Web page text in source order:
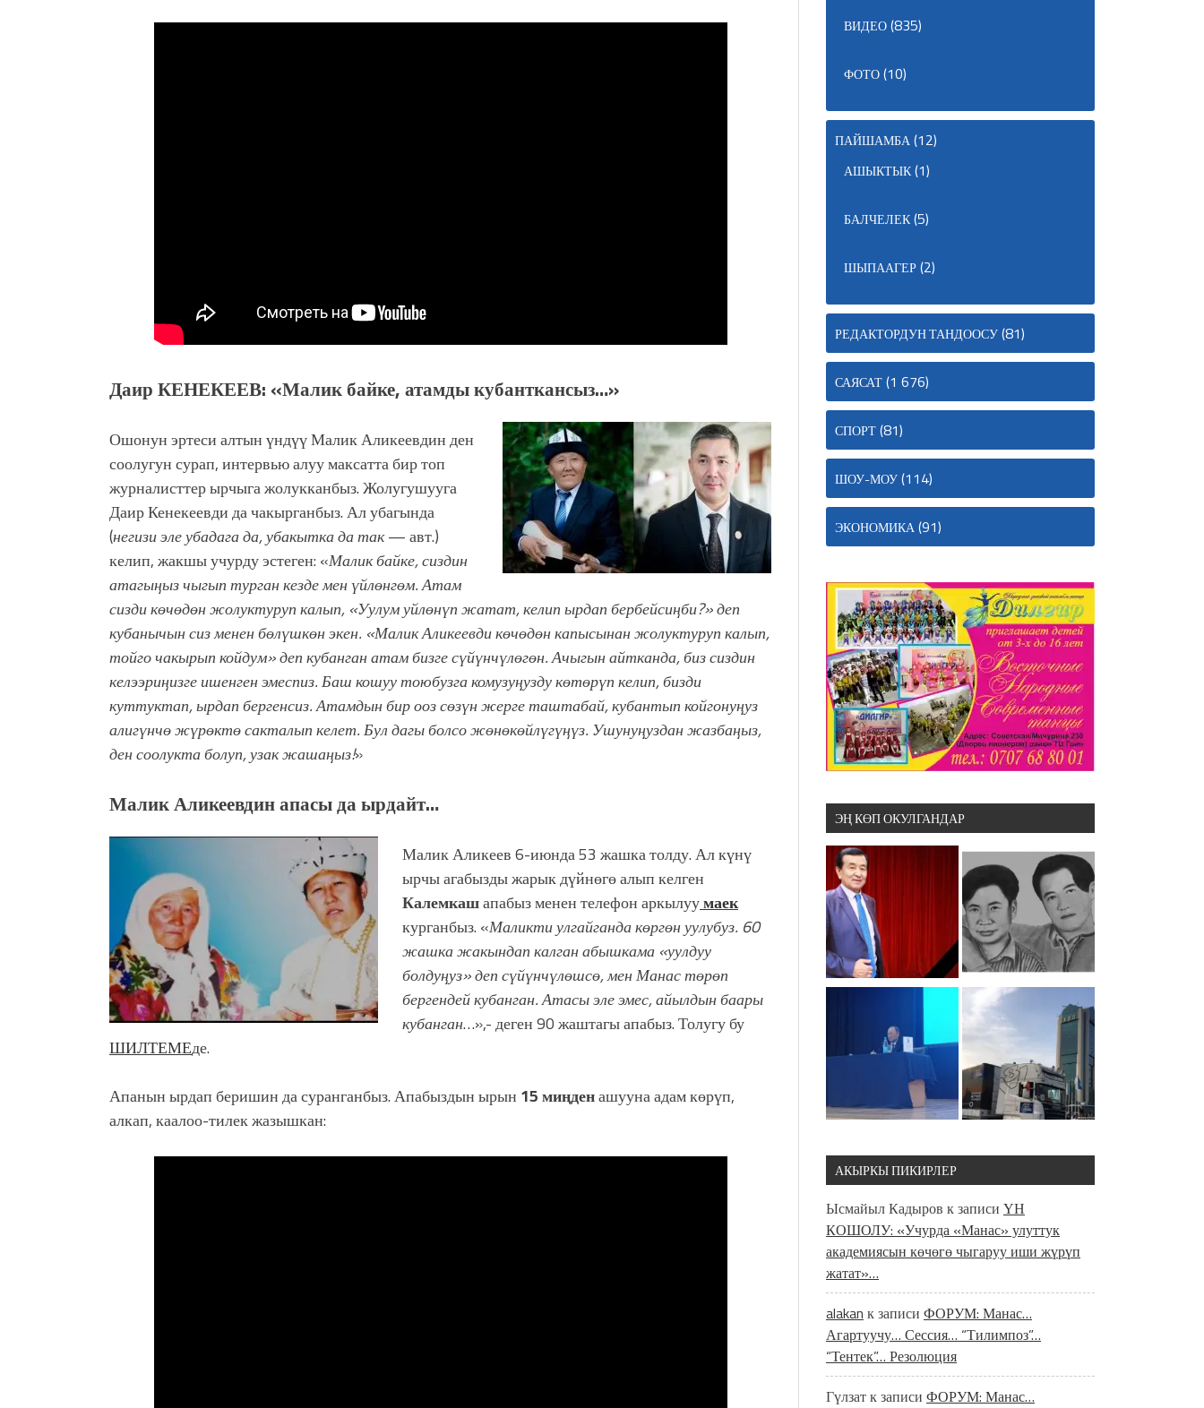
Даир КЕНЕКЕЕВ: «Малик байке, атамды кубанткансыз…»
Ошонун эртеси алтын үндүү Малик Аликеевдин ден
соолугун сурап, интервью алуу максатта бир топ
журналисттер ырчыга жолукканбыз. Жолугушууга
Даир Кенекеевди да чакырганбыз. Ал убагында
(негизи эле убадага да, убакытка да так— авт.)
келип, жакшы учурду эстеген: «Малик байке, сиздин
атагыңыз чыгып турган кезде мен үйлөнгөм. Атам
сизди көчөдөн жолуктуруп калып, «Уулум уйлөнүп жатат, келип ырдап бербейсиңби?» деп
кубанычын сиз менен бөлүшкөн экен. «Малик Аликеевди көчөдөн капысынан жолуктуруп калып,
тойго чакырып койдум» деп кубанган атам бизге сүйүнчүлөгөн. Ачыгын айтканда, биз сиздин
келээриңизге ишенген эмеспиз. Баш кошуу тоюбузга комузуңузду көтөрүп келип, бизди
куттуктап, ырдап бергенсиз. Атамдын бир ооз сөзүн жерге таштабай, кубантып койгонуңуз
алигүнчө жүрөктө сакталып келет. Бул дагы болсо жөнөкөйлүгүңүз. Ушунуңуздан жазбаңыз,
ден соолукта болуп, узак жашаңыз!»
Малик Аликеевдин апасы да ырдайт…
Малик Аликеев 6-июнда 53 жашка толду. Ал күнү
ырчы агабызды жарык дүйнөгө алып келген
Калемкашапабыз менен телефон аркылуумаек
курганбыз. «Маликти улгайганда көргөн уулубуз. 60
жашка жакындап калган абышкама «уулдуу
болдуңуз» деп сүйүнчүлөшсө, мен Манас төрөп
бергендей кубанган. Атасы эле эмес, айылдын баары
кубанган…»,- деген 90 жаштагы апабыз. Толугу бу
ШИЛТЕМЕде.
Апанын ырдап беришин да суранганбыз. Апабыздын ырын 15 миңденашууна адам көрүп,
алкап, каалоо-тилек жазышкан:
ВИДЕО(835)
ФОТО(10)
ПАЙШАМБА(12)
АШЫКТЫК(1)
БАЛЧЕЛЕК(5)
ШЫПААГЕР(2)
РЕДАКТОРДУН ТАНДООСУ(81)
САЯСАТ(1 676)
СПОРТ(81)
ШОУ-МОУ(114)
ЭКОНОМИКА(91)
ЭҢ КӨП ОКУЛГАНДАР
АКЫРКЫ ПИКИРЛЕР
Ысмайыл Кадыров к записи ҮН
КОШОЛУ: «Учурда «Манас» улуттук
академиясын көчөгө чыгаруу иши жүрүп
жатат»…
alakan к записи ФОРУМ: Манас…
Агартуучу… Сессия… “Тилимпоз”…
“Тентек”… Резолюция
Гүлзатк записи ФОРУМ: Манас…